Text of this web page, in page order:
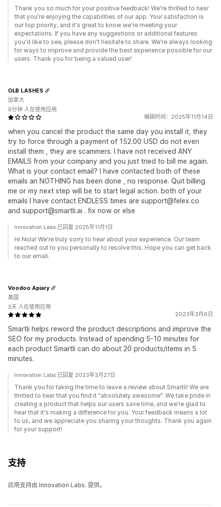
Thank you so much for your positive feedback! We're thrilled to hear
that you're enjoying the capabilities of our app. Your satisfaction is
our top priority, and it's great to know we're meeting your
expectations. If you have any suggestions or additional features
you'd like to see, please don't hesitate to share. We're always looking
for ways to improve and provide the best experience possible for our
users. Thank you for being a valued user!
编辑时间：2025年11月14日
when you cancel the product the same day you install it, they
try to force through a payment of 152.00 USD do not even
install them , they are scammers. I have not received ANY
EMAILS from your company and you just tried to bill me again.
What is your contact email? I have contacted both of these
emails an NOTHING has been done , no response. Quit billing
me or my next step will be to start legal action. both of your
emails I have contact ENDLESS times are support@felex.co
and support@smartli.ai . fix now or else
OLB LASHES
加拿大
9分钟 人在使用应用
Innovation Labs.已回复 2025年11月1日
Hi Nola! We're truly sorry to hear about your experience. Our team
reached out to you personally to resolve this. Hope you can get back
to our email.
2023年3月6日
Smartli helps reword the product descriptions and improve the
SEO for my products. Instead of spending 5-10 minutes for
each product Smartli can do about 20 products/items in 5
minutes.
Voodoo Apiary
美国
3天 人在使用应用
Innovation Labs.已回复 2023年3月27日
Thank you for taking the time to leave a review about Smartli! We are
thrilled to hear that you find it "absolutely awesome". We take pride in
creating a product that helps our users save time, and we're glad to
hear that it's making a difference for you. Your feedback means a lot
to us, and we appreciate you sharing your thoughts. Thank you again
for your support!
支持
应用支持由 Innovation Labs. 提供。